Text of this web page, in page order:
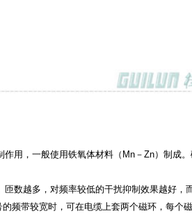
用，一般使用铁氧体材料（Mn－Zn）制成
数越多，对频率较低的干扰抑制效果越好，
频带较宽时，可在电缆上套两个磁环，每个